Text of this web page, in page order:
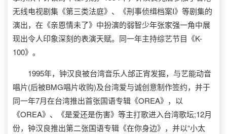
无线电视剧集《第三类法庭》、《刑事侦缉档案I》等剧集的
演出，在《亲恩情未了》中扮演的弱智少年张家强一角中展
现出令人印象深刻的表演天赋。同一年主持综艺节目《K-
100》。
1995年，钟汉良被台湾音乐人邰正宵发掘，与艺能动音
唱片(后被BMG唱片收购)及台湾爱与诚创意制作签约，并于
同一年7月在台湾推出首张国语专辑《OREA》，以
《OREA》、《是爱还是伤害》等主打歌进入台湾歌坛;12月
份，钟汉良推出第二张国语专辑《在你身边》，并以“小太